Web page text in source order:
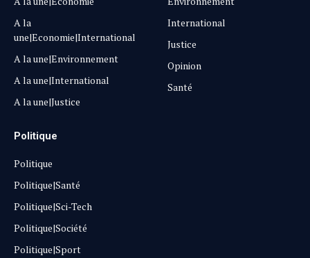
A la
une|Economie|International
A la une|Environnement
A la une|International
A la une|Justice
International
Justice
Opinion
Santé
Politique
Politique
Politique|Santé
Politique|Sci-Tech
Politique|Société
Politique|Sport